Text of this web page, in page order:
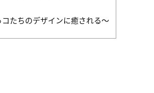
コたちのデザインに癒される～